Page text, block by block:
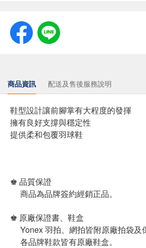
商品資訊 配送及售後服務說明
鞋型設計讓前腳掌有大程度的發揮
擁有良好支撐與穩定性
提供柔和包覆羽球鞋
♚ 品質保證
商品為品牌簽約經銷正品。
♚ 原廠保證書、鞋盒
Yonex 羽拍、網拍皆附原廠拍袋及
各品牌鞋款皆有原廠鞋盒。